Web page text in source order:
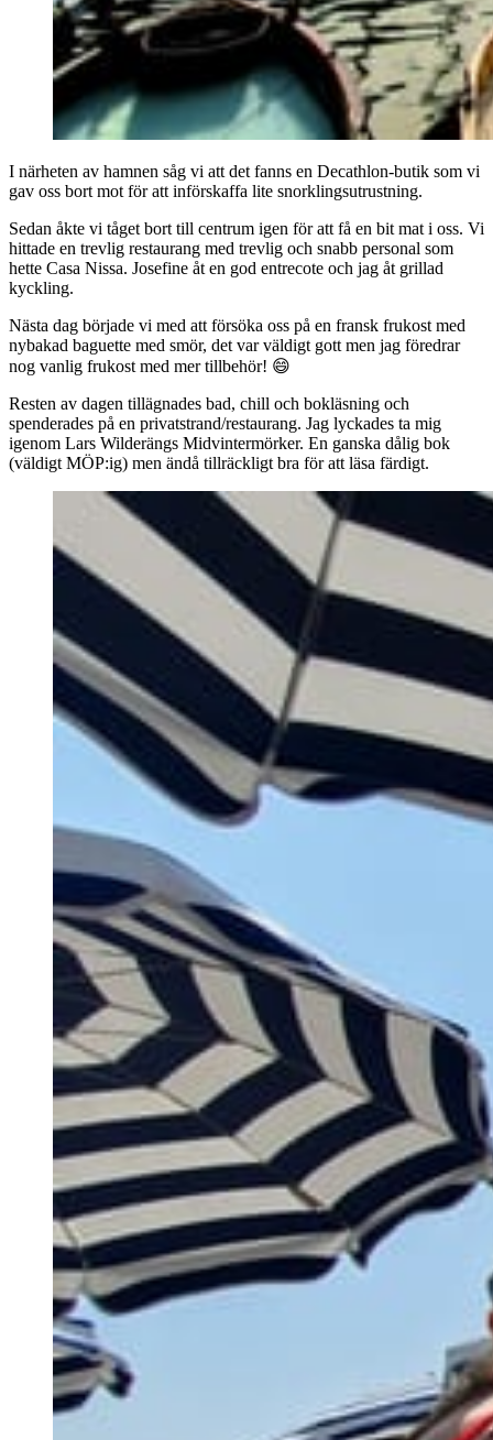
I närheten av hamnen såg vi att det fanns en Decathlon-butik som vi
gav oss bort mot för att införskaffa lite snorklingsutrustning.
Sedan åkte vi tåget bort till centrum igen för att få en bit mat i oss. Vi
hittade en trevlig restaurang med trevlig och snabb personal som
hette Casa Nissa. Josefine åt en god entrecote och jag åt grillad
kyckling.
Nästa dag började vi med att försöka oss på en fransk frukost med
nybakad baguette med smör, det var väldigt gott men jag föredrar
nog vanlig frukost med mer tillbehör! 😄
Resten av dagen tillägnades bad, chill och bokläsning och
spenderades på en privatstrand/restaurang. Jag lyckades ta mig
igenom Lars Wilderängs Midvintermörker. En ganska dålig bok
(väldigt MÖP:ig) men ändå tillräckligt bra för att läsa färdigt.